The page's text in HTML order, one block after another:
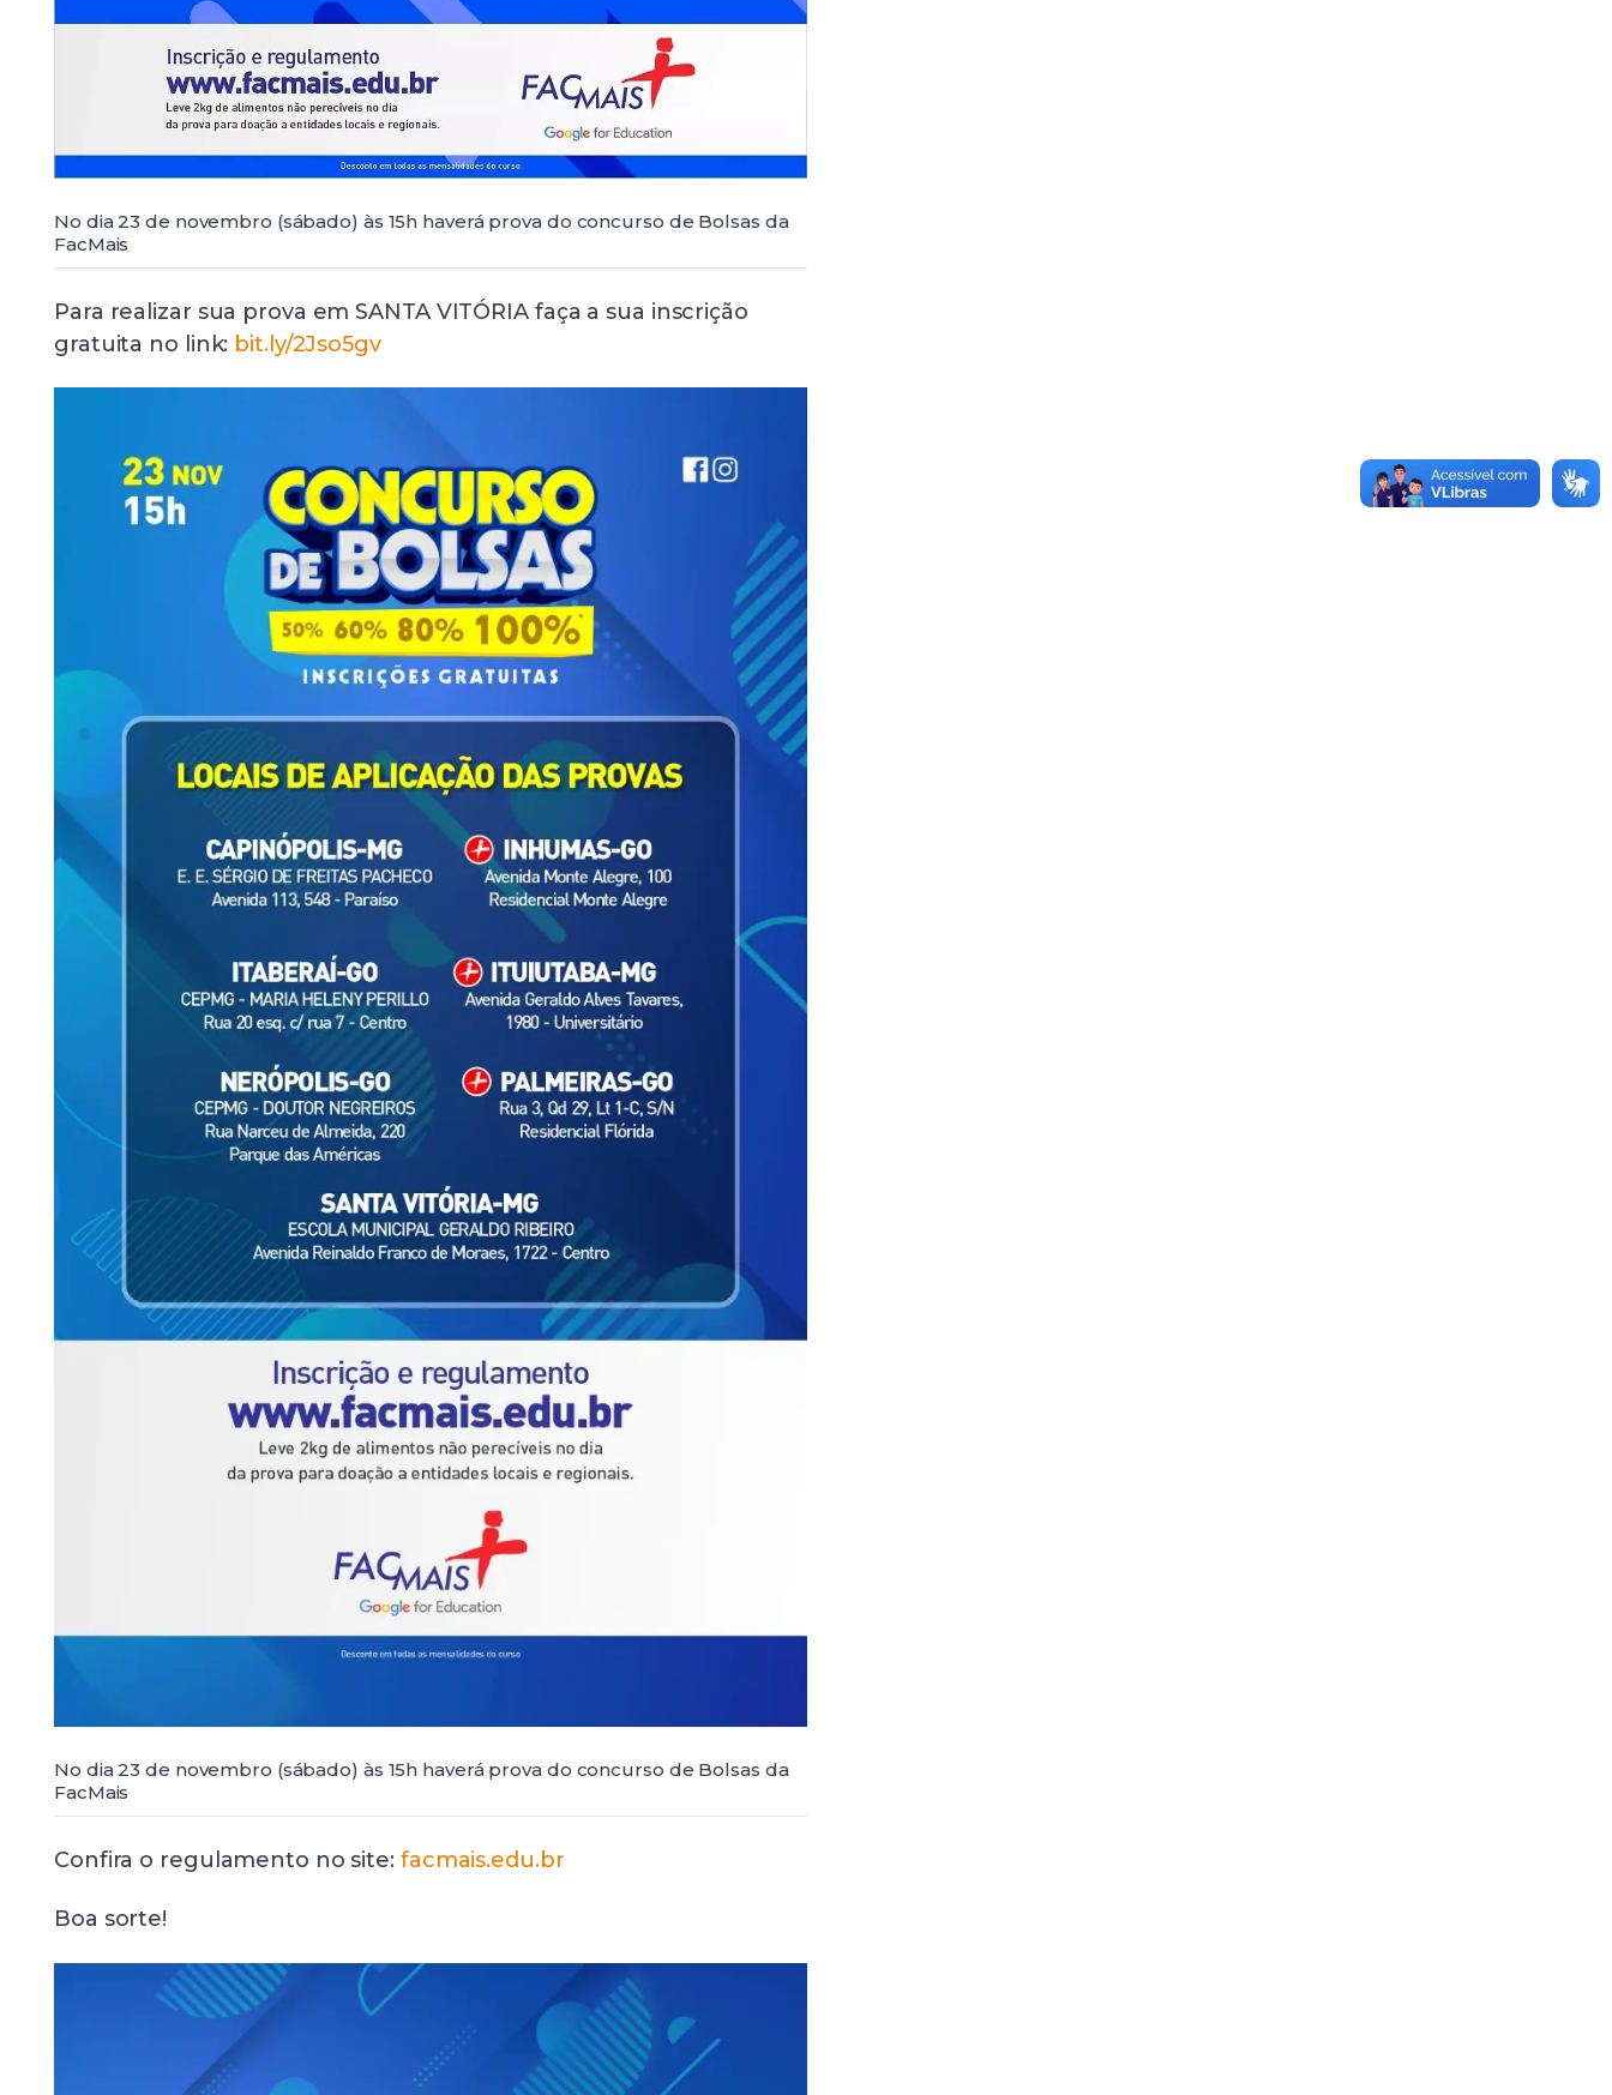
No dia 23 de novembro (sábado) às 15h haverá prova do concurso de Bolsas da
FacMais
Para realizar sua prova em SANTA VITÓRIA faça a sua inscrição
gratuita no link: bit.ly/2Jso5gv
No dia 23 de novembro (sábado) às 15h haverá prova do concurso de Bolsas da
FacMais
Confira o regulamento no site: facmais.edu.br
Boa sorte!